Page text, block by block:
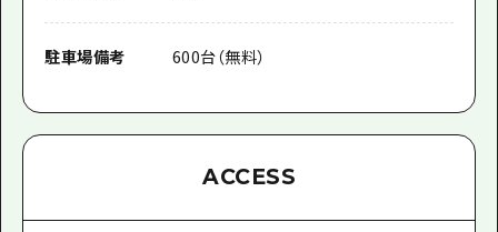
駐車場備考 600台（無料）
ACCESS